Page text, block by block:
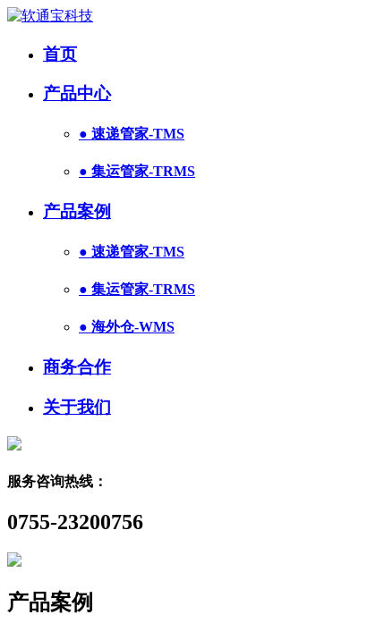
首页
产品中心
● 速递管家-TMS
● 集运管家-TRMS
产品案例
● 速递管家-TMS
● 集运管家-TRMS
● 海外仓-WMS
商务合作
关于我们
服务咨询热线：
0755-23200756
产品案例